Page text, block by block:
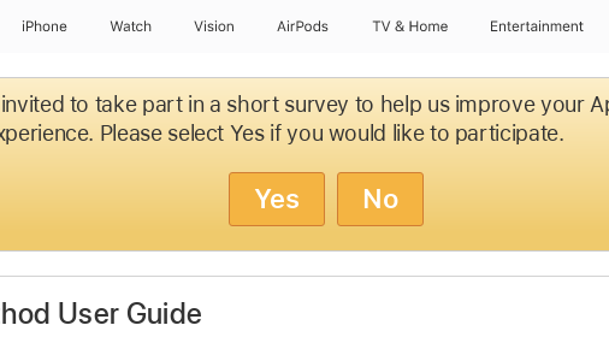
iPhone Watch Vision AirPods TV & Home Entertainment
to take part in a short survey to help us improve your
Please select Yes if you would like to participate.
Yes No
User Guide